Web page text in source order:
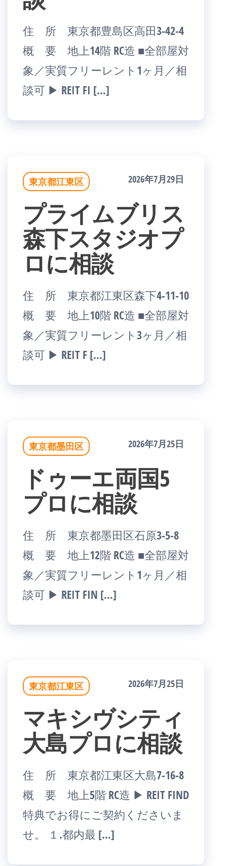
住 所 東京都豊島区高田3-42-4
概 要 地上14階 RC造 ■全部屋対
象／実質フリーレント1ヶ月／相
談可 ▶ REIT FI […]
東京都江東区 2026年7月29日
プライムブリス
森下スタジオプ
ロに相談
住 所 東京都江東区森下4-11-10
概 要 地上10階 RC造 ■全部屋対
象／実質フリーレント3ヶ月／相
談可 ▶ REIT F […]
東京都墨田区 2026年7月25日
ドゥーエ両国5
プロに相談
住 所 東京都墨田区石原3-5-8
概 要 地上12階 RC造 ■全部屋対
象／実質フリーレント1ヶ月／相
談可 ▶ REIT FIN […]
東京都江東区 2026年7月25日
マキシヴシティ
大島プロに相談
住 所 東京都江東区大島7-16-8
概 要 地上5階 RC造 ▶ REIT FIND
特典でお得にご契約くださいま
せ。 １.都内最 […]